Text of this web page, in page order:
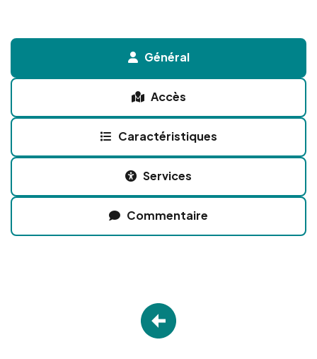
Général
Accès
Caractéristiques
Services
Commentaire